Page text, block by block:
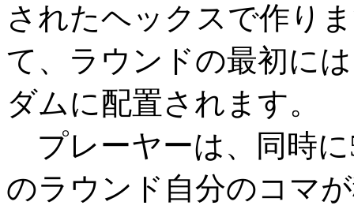
されたヘックスで作り
て、ラウンドの最初に
ダムに配置されます。
プレーヤーは、同時
のラウンド自分のコマ